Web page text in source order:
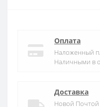
Оплата
Наложенный
Наличными в
Доставка
Новой